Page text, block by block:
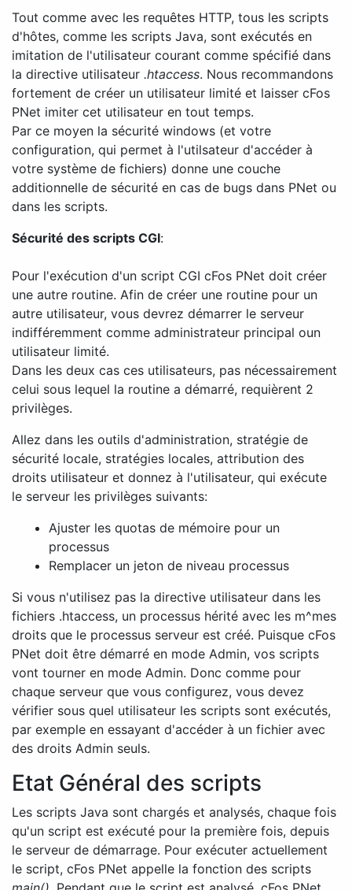
Tout comme avec les requêtes HTTP, tous les scripts
d'hôtes, comme les scripts Java, sont exécutés en
imitation de l'utilisateur courant comme spécifié dans
la directive utilisateur .htaccess. Nous recommandons
fortement de créer un utilisateur limité et laisser cFos
PNet imiter cet utilisateur en tout temps.
Par ce moyen la sécurité windows (et votre
configuration, qui permet à l'utilsateur d'accéder à
votre système de fichiers) donne une couche
additionnelle de sécurité en cas de bugs dans PNet ou
dans les scripts.
Sécurité des scripts CGI:
Pour l'exécution d'un script CGI cFos PNet doit créer
une autre routine. Afin de créer une routine pour un
autre utilisateur, vous devrez démarrer le serveur
indifféremment comme administrateur principal oun
utilisateur limité.
Dans les deux cas ces utilisateurs, pas nécessairement
celui sous lequel la routine a démarré, requièrent 2
privilèges.
Allez dans les outils d'administration, stratégie de
sécurité locale, stratégies locales, attribution des
droits utilisateur et donnez à l'utilisateur, qui exécute
le serveur les privilèges suivants:
Ajuster les quotas de mémoire pour un
processus
Remplacer un jeton de niveau processus
Si vous n'utilisez pas la directive utilisateur dans les
fichiers .htaccess, un processus hérité avec les m^mes
droits que le processus serveur est créé. Puisque cFos
PNet doit être démarré en mode Admin, vos scripts
vont tourner en mode Admin. Donc comme pour
chaque serveur que vous configurez, vous devez
vérifier sous quel utilisateur les scripts sont exécutés,
par exemple en essayant d'accéder à un fichier avec
des droits Admin seuls.
Etat Général des scripts
Les scripts Java sont chargés et analysés, chaque fois
qu'un script est exécuté pour la première fois, depuis
le serveur de démarrage. Pour exécuter actuellement
le script, cFos PNet appelle la fonction des scripts